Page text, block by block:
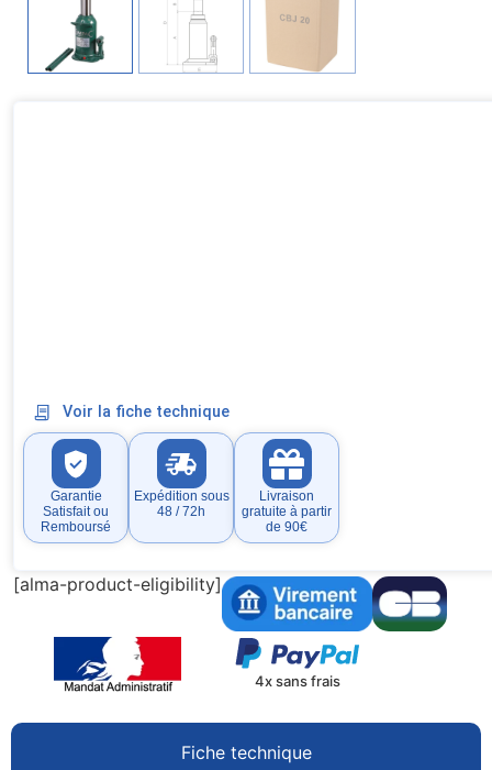
Voir la fiche technique
Garantie
Satisfait ou
Remboursé
Expédition sous
48 / 72h
Livraison
gratuite à partir
de 90€
[alma-product-eligibility]
4x sans frais
Fiche technique